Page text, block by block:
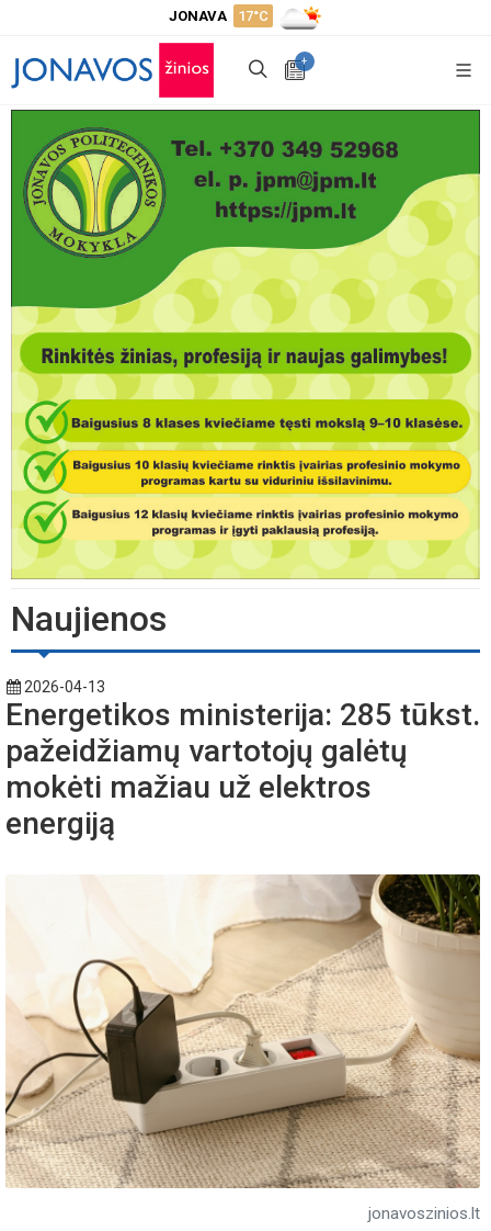
JONAVA 17°C
+
Naujienos
2026-04-13
Energetikos ministerija: 285 tūkst.
pažeidžiamų vartotojų galėtų
mokėti mažiau už elektros
energiją
jonavoszinios.lt